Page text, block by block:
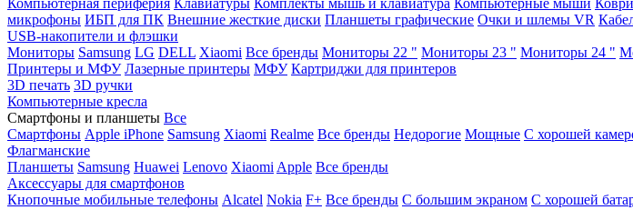
Компьютерная периферия Клавиатуры Комплекты мышь и клавиатура Компьютерные мыши
микрофоны ИБП для ПК Внешние жесткие диски Планшеты графические Очки и шлемы VR
USB-накопители и флэшки
Мониторы Samsung LG DELL Xiaomi Все бренды Мониторы 22 " Мониторы 23 " Мониторы 24 "
Принтеры и МФУ Лазерные принтеры МФУ Картриджи для принтеров
3D печать 3D ручки
Компьютерные кресла
Смартфоны и планшеты Все
Смартфоны Apple iPhone Samsung Xiaomi Realme Все бренды Недорогие Мощные С хорошей
Флагманские
Планшеты Samsung Huawei Lenovo Xiaomi Apple Все бренды
Аксессуары для смартфонов
Кнопочные мобильные телефоны Alcatel Nokia F+ Все бренды С большим экраном С хорошей